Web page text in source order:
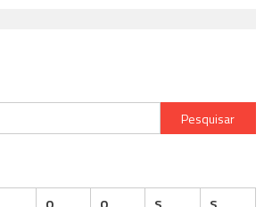
Pesquisar
por: